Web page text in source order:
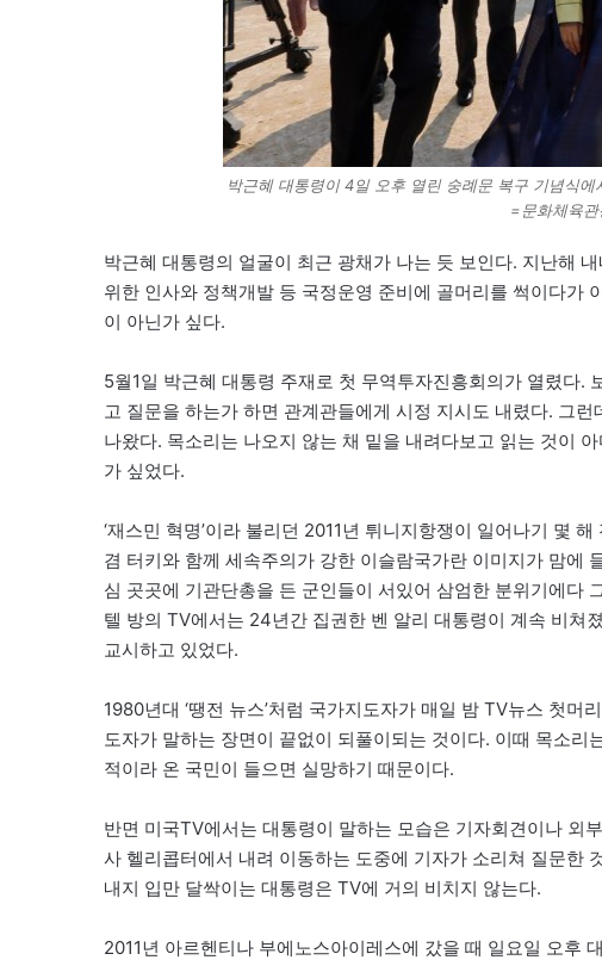
박근혜 대통령이 4일 오후 열린 숭례문 복구 기념식
=문화체육
박근혜 대통령의 얼굴이 최근 광채가 나는 듯 보인다. 지난해
위한 인사와 정책개발 등 국정운영 준비에 골머리를 썩이다가
이 아닌가 싶다.
5월1일 박근혜 대통령 주재로 첫 무역투자진흥회의가 열렸다.
고 질문을 하는가 하면 관계관들에게 시정 지시도 내렸다. 그
나왔다. 목소리는 나오지 않는 채 밑을 내려다보고 읽는 것이
가 싶었다.
‘재스민 혁명’이라 불리던 2011년 튀니지항쟁이 일어나기 몇
겸 터키와 함께 세속주의가 강한 이슬람국가란 이미지가 맘에
심 곳곳에 기관단총을 든 군인들이 서있어 삼엄한 분위기에다
텔 방의 TV에서는 24년간 집권한 벤 알리 대통령이 계속 비쳐
교시하고 있었다.
1980년대 ‘땡전 뉴스’처럼 국가지도자가 매일 밤 TV뉴스 첫
도자가 말하는 장면이 끝없이 되풀이되는 것이다. 이때 목소
적이라 온 국민이 들으면 실망하기 때문이다.
반면 미국TV에서는 대통령이 말하는 모습은 기자회견이나 외
사 헬리콥터에서 내려 이동하는 도중에 기자가 소리쳐 질문한
내지 입만 달싹이는 대통령은 TV에 거의 비치지 않는다.
2011년 아르헨티나 부에노스아이레스에 갔을 때 일요일 오후